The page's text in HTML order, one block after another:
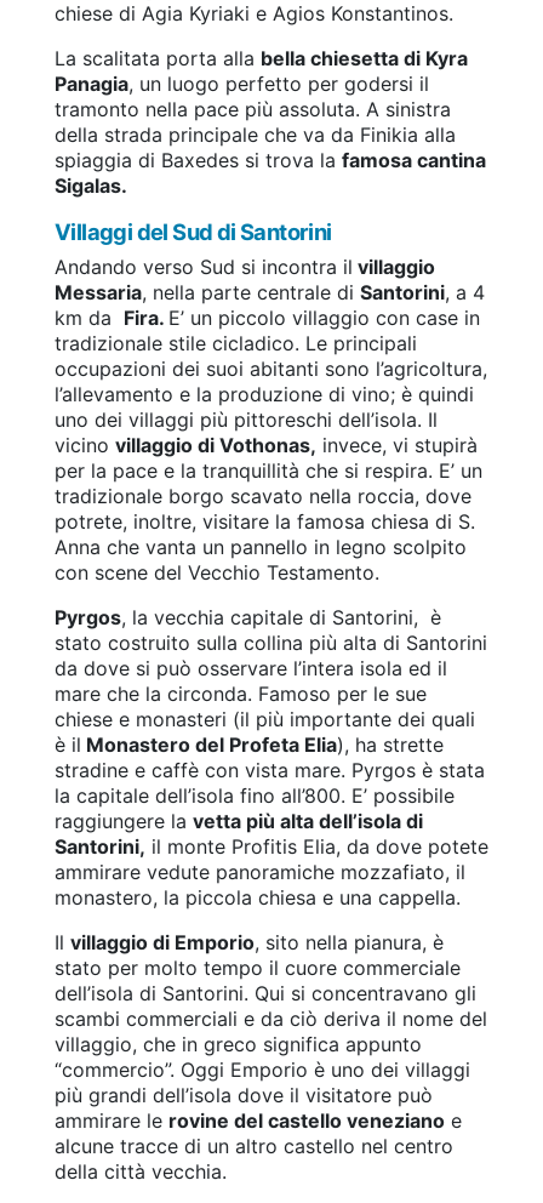
chiese di Agia Kyriaki e Agios Konstantinos.
La scalitata porta alla bella chiesetta di Kyra
Panagia, un luogo perfetto per godersi il
tramonto nella pace più assoluta. A sinistra
della strada principale che va da Finikia alla
spiaggia di Baxedes si trova la famosa cantina
Sigalas.
Villaggi del Sud di Santorini
Andando verso Sud si incontra il villaggio
Messaria, nella parte centrale di Santorini, a 4
km da Fira. E’ un piccolo villaggio con case in
tradizionale stile cicladico. Le principali
occupazioni dei suoi abitanti sono l’agricoltura,
l’allevamento e la produzione di vino; è quindi
uno dei villaggi più pittoreschi dell’isola. Il
vicino villaggio di Vothonas, invece, vi stupirà
per la pace e la tranquillità che si respira. E’ un
tradizionale borgo scavato nella roccia, dove
potrete, inoltre, visitare la famosa chiesa di S.
Anna che vanta un pannello in legno scolpito
con scene del Vecchio Testamento.
Pyrgos, la vecchia capitale di Santorini, è
stato costruito sulla collina più alta di Santorini
da dove si può osservare l’intera isola ed il
mare che la circonda. Famoso per le sue
chiese e monasteri (il più importante dei quali
è il Monastero del Profeta Elia), ha strette
stradine e caffè con vista mare. Pyrgos è stata
la capitale dell’isola fino all’800. E’ possibile
raggiungere la vetta più alta dell’isola di
Santorini, il monte Profitis Elia, da dove potete
ammirare vedute panoramiche mozzafiato, il
monastero, la piccola chiesa e una cappella.
Il villaggio di Emporio, sito nella pianura, è
stato per molto tempo il cuore commerciale
dell’isola di Santorini. Qui si concentravano gli
scambi commerciali e da ciò deriva il nome del
villaggio, che in greco significa appunto
“commercio”. Oggi Emporio è uno dei villaggi
più grandi dell’isola dove il visitatore può
ammirare le rovine del castello veneziano e
alcune tracce di un altro castello nel centro
della città vecchia.